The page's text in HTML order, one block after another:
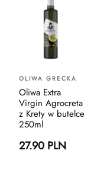
OLIWA GRECKA
Oliwa Extra
Virgin Agrocreta
z Krety w butelce
250ml
27.90 PLN